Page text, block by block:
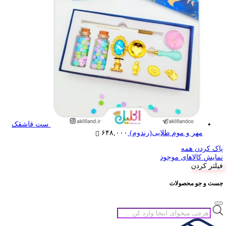
ست قاشقک
مهر و موم طلایی(رندوم) ۶۴۸,۰۰۰
پاک کردن همه
نمایش کالاهای موجود
فیلتر کردن
جست و جو محصولات
جستجوی
محصولات